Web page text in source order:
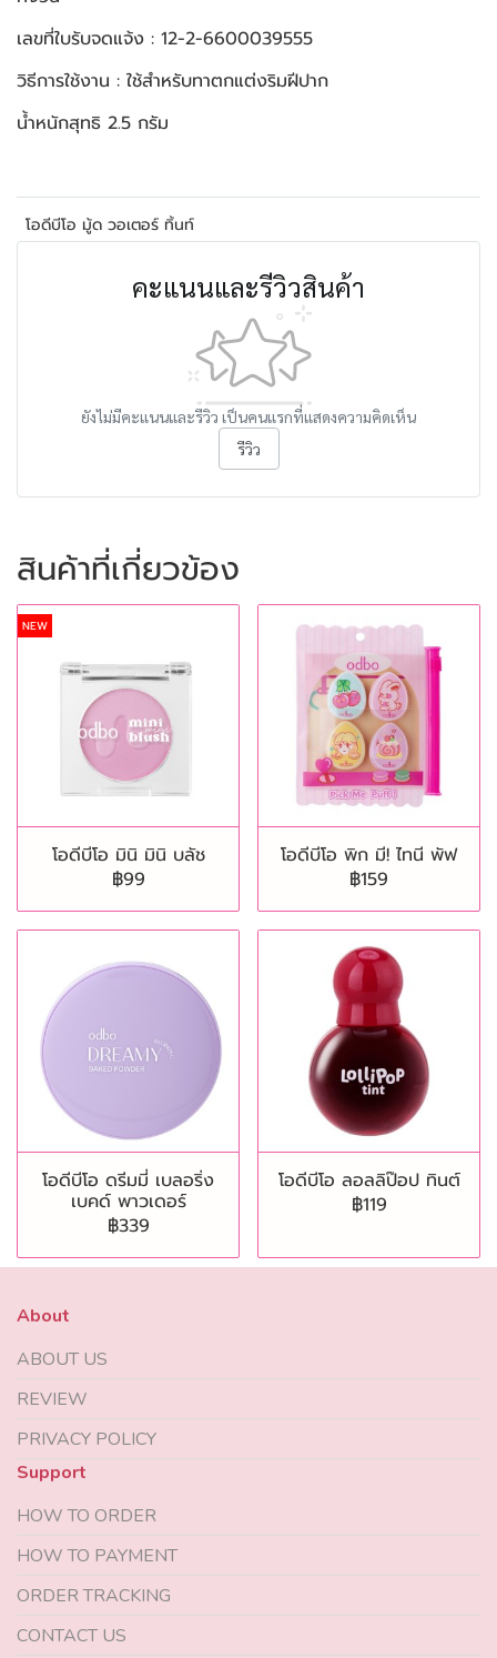
เลขที่ใบรับจดแจ้ง : 12-2-6600039555
วิธีการใช้งาน : ใช้สำหรับทาตกแต่งริมฝีปาก
น้ำหนักสุทธิ 2.5 กรัม
โอดีบีโอ มู้ด วอเตอร์ ทิ้นท์
คะแนนและรีวิวสินค้า
ยังไม่มีคะแนนและรีวิว เป็นคนแรกที่แสดงความคิดเห็น
รีวิว
สินค้าที่เกี่ยวข้อง
NEW
โอดีบีโอ มินิ มินิ บลัช
฿99
โอดีบีโอ พิก มี! ไทนี พัฟ
฿159
โอดีบีโอ ดรีมมี่ เบลอริ่ง
เบคด์ พาวเดอร์
฿339
โอดีบีโอ ลอลลิป๊อป ทินต์
฿119
About
ABOUT US
REVIEW
PRIVACY POLICY
Support
HOW TO ORDER
HOW TO PAYMENT
ORDER TRACKING
CONTACT US